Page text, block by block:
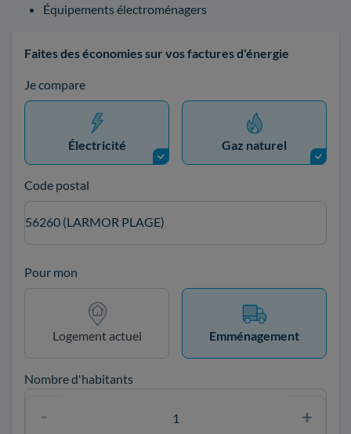
Équipements électroménagers
Faites des économies sur vos factures d'énergie
Je compare
Électricité Gaz naturel
Code postal
56260 (LARMOR PLAGE)
Pour mon
Logement actuel Emménagement
Nombre d'habitants